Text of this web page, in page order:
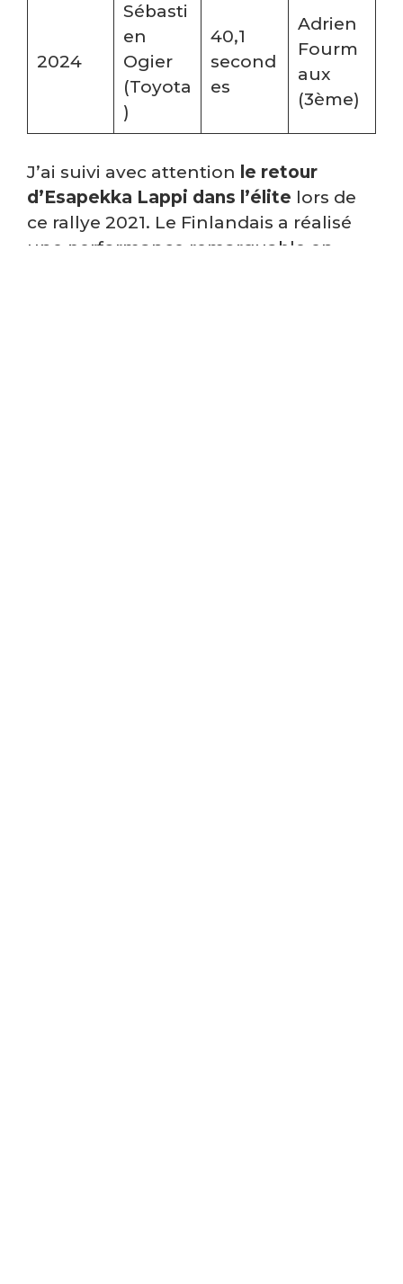
2024
Sébasti
en
Ogier
(Toyota
)
40,1
second
es
Adrien
Fourm
aux
(3ème)
J’ai suivi avec attention le retour
d’Esapekka Lappi dans l’élite lors de
ce rallye 2021. Le Finlandais a réalisé
une performance remarquable en